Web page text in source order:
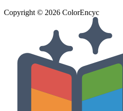
Copyright © 2026 ColorEncyc